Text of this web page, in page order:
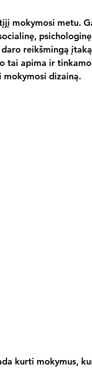
mokymosi metu.
reikšmingą
tai apima ir
mokymosi dizainą.
kurti mokymus,